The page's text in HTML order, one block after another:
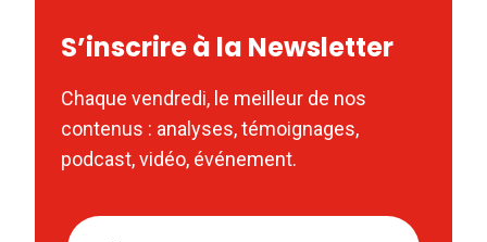
S’inscrire à la Newsletter
Chaque vendredi, le meilleur de nos
contenus : analyses, témoignages,
podcast, vidéo, événement.
Nom